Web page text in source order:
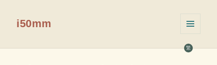
繁
i50mm
挂件